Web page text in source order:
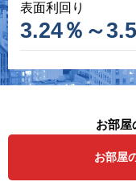
表面利回り
3.24％～
お部屋
お部屋